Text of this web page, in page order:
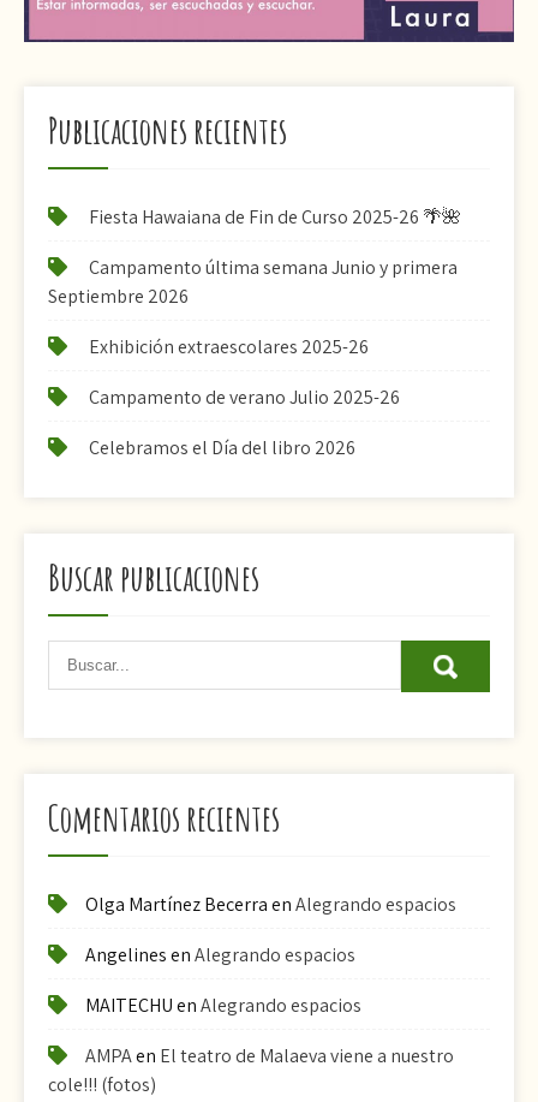
Publicaciones recientes
Fiesta Hawaiana de Fin de Curso 2025-26 🌴🌺
Campamento última semana Junio y primera
Septiembre 2026
Exhibición extraescolares 2025-26
Campamento de verano Julio 2025-26
Celebramos el Día del libro 2026
Buscar publicaciones
Comentarios recientes
Olga Martínez BecerraenAlegrando espacios
AngelinesenAlegrando espacios
MAITECHUenAlegrando espacios
AMPAen El teatro de Malaeva viene a nuestro
cole!!! (fotos)